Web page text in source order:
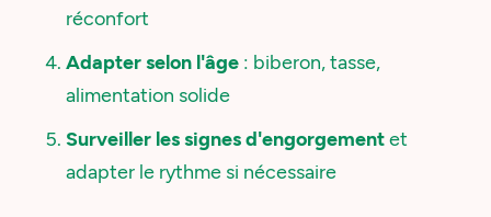
réconfort
Adapter selon l'âge : biberon, tasse,
alimentation solide
Surveiller les signes d'engorgementet
adapter le rythme si nécessaire